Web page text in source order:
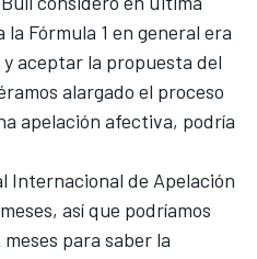
la Fórmula 1 en general era
aceptar la propuesta del
alargado el proceso
apelación afectiva, podría
Internacional de Apelación
así que podríamos
para saber la